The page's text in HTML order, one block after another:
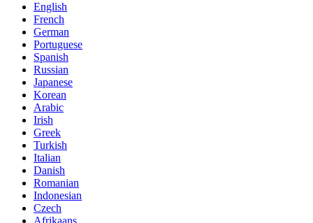
English
French
German
Portuguese
Spanish
Russian
Japanese
Korean
Arabic
Irish
Greek
Turkish
Italian
Danish
Romanian
Indonesian
Czech